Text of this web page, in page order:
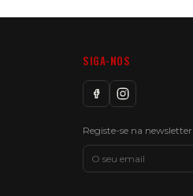
SIGA-NOS
Registe-se na newsletter